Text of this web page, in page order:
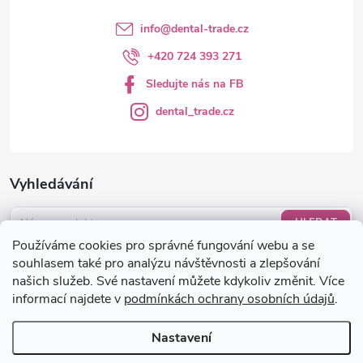
Používáme cookies pro správné fungování webu a se
souhlasem také pro analýzu návštěvnosti a zlepšování
našich služeb. Své nastavení můžete kdykoliv změnit. Více
informací najdete v podmínkách ochrany osobních údajů.
Nastavení
Vyhledávání
HLEDAT
Nákupní košík
0KS /0 KČ
info@dental-trade.cz
+420 724 393 271
Sledujte nás na FB
dental_trade.cz
Copyright 2026dental-trade.cz. Všechna práva vyhrazena.Upravit